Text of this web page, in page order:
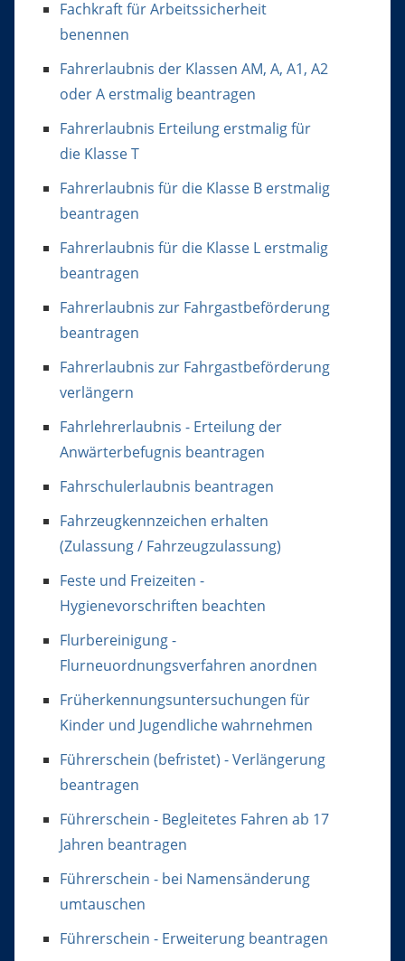
Fachkraft für Arbeitssicherheit
benennen
Fahrerlaubnis der Klassen AM, A, A1, A2
oder A erstmalig beantragen
Fahrerlaubnis Erteilung erstmalig für
die Klasse T
Fahrerlaubnis für die Klasse B erstmalig
beantragen
Fahrerlaubnis für die Klasse L erstmalig
beantragen
Fahrerlaubnis zur Fahrgastbeförderung
beantragen
Fahrerlaubnis zur Fahrgastbeförderung
verlängern
Fahrlehrerlaubnis - Erteilung der
Anwärterbefugnis beantragen
Fahrschulerlaubnis beantragen
Fahrzeugkennzeichen erhalten
(Zulassung / Fahrzeugzulassung)
Feste und Freizeiten -
Hygienevorschriften beachten
Flurbereinigung -
Flurneuordnungsverfahren anordnen
Früherkennungsuntersuchungen für
Kinder und Jugendliche wahrnehmen
Führerschein (befristet) - Verlängerung
beantragen
Führerschein - Begleitetes Fahren ab 17
Jahren beantragen
Führerschein - bei Namensänderung
umtauschen
Führerschein - Erweiterung beantragen